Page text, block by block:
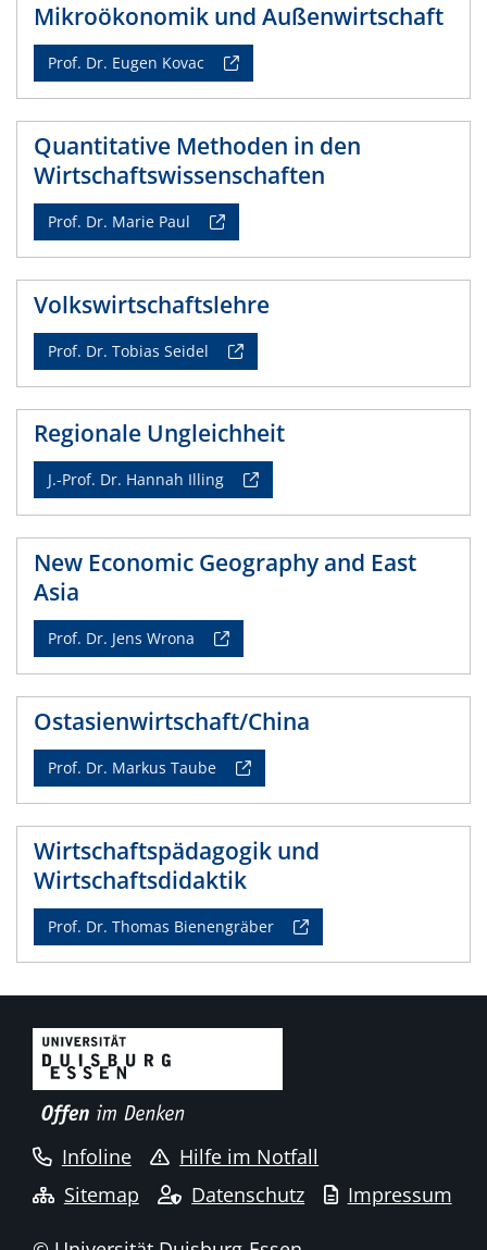
Mikroökonomik und Außenwirtschaft
Prof. Dr. Eugen Kovac
Quantitative Methoden in den
Wirtschaftswissenschaften
Prof. Dr. Marie Paul
Volkswirtschaftslehre
Prof. Dr. Tobias Seidel
Regionale Ungleichheit
J.-Prof. Dr. Hannah Illing
New Economic Geography and East
Asia
Prof. Dr. Jens Wrona
Ostasienwirtschaft/China
Prof. Dr. Markus Taube
Wirtschaftspädagogik und
Wirtschaftsdidaktik
Prof. Dr. Thomas Bienengräber
Infoline
Hilfe im Notfall
Sitemap
Datenschutz Impressum